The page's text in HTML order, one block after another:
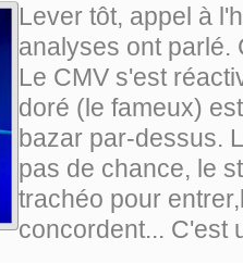
Lever tôt, appel à
analyses ont parlé.
Le CMV s'est
doré (le fameux)
bazar par-dessus.
pas de chance, le
trachéo pour
concordent... C'est